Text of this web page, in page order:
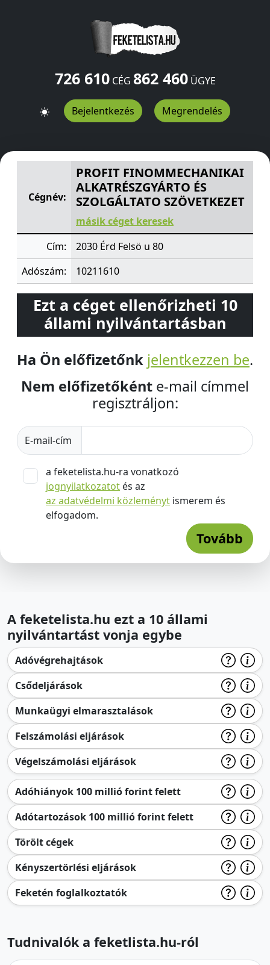
726 610CÉG 862 460ÜGYE
Bejelentkezés Megrendelés
PROFIT FINOMMECHANIKAI ALKATRÉSZGYÁRTO ÉS
Cégnév:
PROFIT FINOMMECHANIKAI
ALKATRÉSZGYÁRTO ÉS
SZOLGÁLTATO SZÖVETKEZET
másik céget keresek
Cím:
2030 Érd Felsö u 80
Adószám:
10211610
Ezt a céget ellenőrizheti 10
állami nyilvántartásban
Ha Ön előfizetőnk jelentkezzen be.
Nem előfizetőként e-mail címmel
regisztráljon:
E-mail-cím
a feketelista.hu-ra vonatkozó
jognyilatkozatot és az
az adatvédelmi közleményt ismerem és
elfogadom.
Tovább
A feketelista.hu ezt a 10 állami
nyilvántartást vonja egybe
Adóvégrehajtások
Csődeljárások
Munkaügyi elmarasztalások
Felszámolási eljárások
Végelszámolási eljárások
Adóhiányok 100 millió forint felett
Adótartozások 100 millió forint felett
Törölt cégek
Kényszertörlési eljárások
Feketén foglalkoztatók
Tudnivalók a feketlista.hu-ról